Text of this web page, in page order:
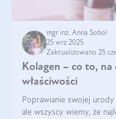
mgr inż. Anna Sobol
25 wrz 2025
Zaktualizowano 25
Kolagen – co to, na
właściwości
Poprawianie swojej
ale wszyscy wiemy, że